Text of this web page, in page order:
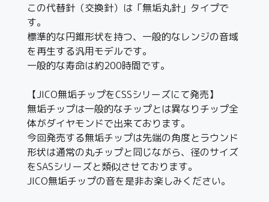
この代替針（交換針）は「無垢丸針」タイプで
す。
標準的な円錐形状を持つ、一般的なレンジの音域
を再生する汎用モデルです。
一般的な寿命は約200時間です。
【JICO無垢チップをCSSシリーズにて発売】
無垢チップは一般的なチップとは異なりチップ全
体がダイヤモンドで出来ております。
今回発売する無垢チップは先端の角度とラウンド
形状は通常の丸チップと同じながら、径のサイズ
をSASシリーズと類似させております。
JICO無垢チップの音を是非お楽しみください。